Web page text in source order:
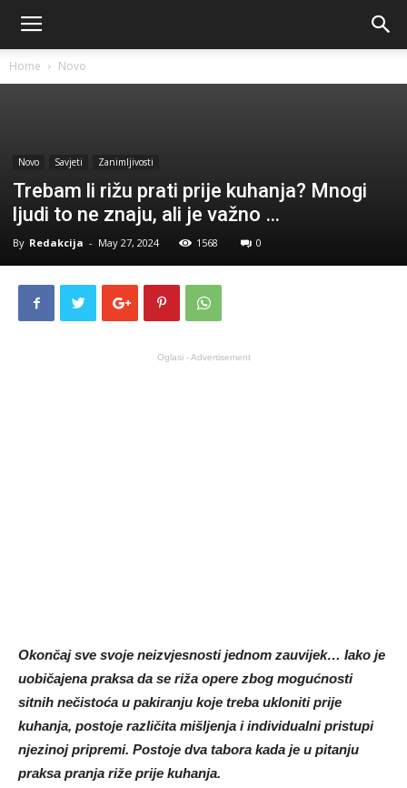
Home Novo
Novo Savjeti Zanimljivosti
Trebam li rižu prati prije kuhanja? Mnogi
ljudi to ne znaju, ali je važno …
By Redakcija - May 27, 2024 1568 0
Oglasi - Advertisement
Okončaj sve svoje neizvjesnosti jednom zauvijek… Iako je
uobičajena praksa da se riža opere zbog mogućnosti
sitnih nečistoća u pakiranju koje treba ukloniti prije
kuhanja, postoje različita mišljenja i individualni pristupi
njezinoj pripremi. Postoje dva tabora kada je u pitanju
praksa pranja riže prije kuhanja.